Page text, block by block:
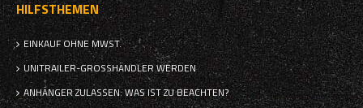
HILFSTHEMEN
EINKAUF OHNE MWST.
UNITRAILER-GROSSHÄNDLER WERDEN
ANHÄNGER ZULASSEN: WAS IST ZU BEACHTEN?